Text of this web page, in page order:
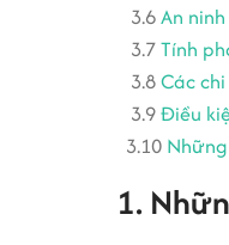
3.6An
3.7Tính
3.8Các
3.9Điều
3.10
1.